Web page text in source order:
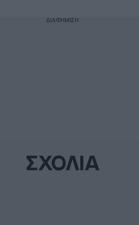
ΔΙΑΦΗΜΙΣΗ
ΣΧΟΛΙΑ